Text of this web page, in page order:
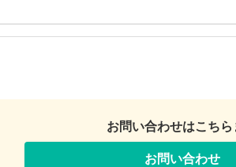
お問い合わせはこちら
お問い合わせ